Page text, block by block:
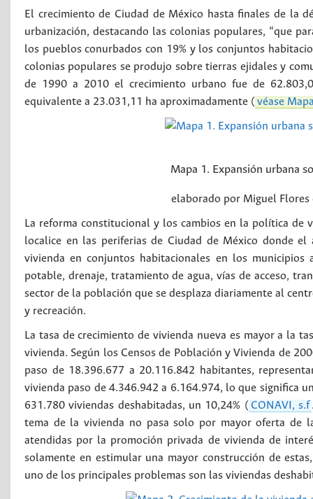
El crecimiento de Ciudad de México hasta finales de la
urbanización, destacando las colonias populares, “que
los pueblos conurbados con 19% y los conjuntos
colonias populares se produjo sobre tierras ejidales y
de 1990 a 2010 el crecimiento urbano fue de
equivalente a 23.031,11 ha aproximadamente ( véase
Mapa 1. Expansión urbana
elaborado por Miguel Flores
La reforma constitucional y los cambios en la política de
localice en las periferias de Ciudad de México donde
vivienda en conjuntos habitacionales en los
potable, drenaje, tratamiento de agua, vías de acceso,
sector de la población que se desplaza diariamente al
y recreación.
La tasa de crecimiento de vivienda nueva es mayor a la
vivienda. Según los Censos de Población y Vivienda de
paso de 18.396.677 a 20.116.842 habitantes,
vivienda paso de 4.346.942 a 6.164.974, lo que significa
631.780 viviendas deshabitadas, un 10,24% ( CONAVI, s.f
tema de la vivienda no pasa solo por mayor oferta de
atendidas por la promoción privada de vivienda de
solamente en estimular una mayor construcción de
uno de los principales problemas son las viviendas